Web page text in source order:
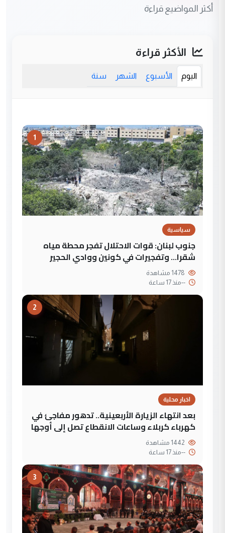
أكثر المواضيع قراءة
الأكثر قراءة
اليوم الأسبوع الشهر سنة
1
سياسية
جنوب لبنان: قوات الاحتلال تفجر محطة مياه
شقرا… وتفجيرات في كونين ووادي الحجير
--منذ 17 ساعة
2
اخبار محلية
بعد انتهاء الزيارة الأربعينية.. تدهور مفاجئ في
كهرباء كربلاء وساعات الانقطاع تصل إلى أوجها
--منذ 17 ساعة
3